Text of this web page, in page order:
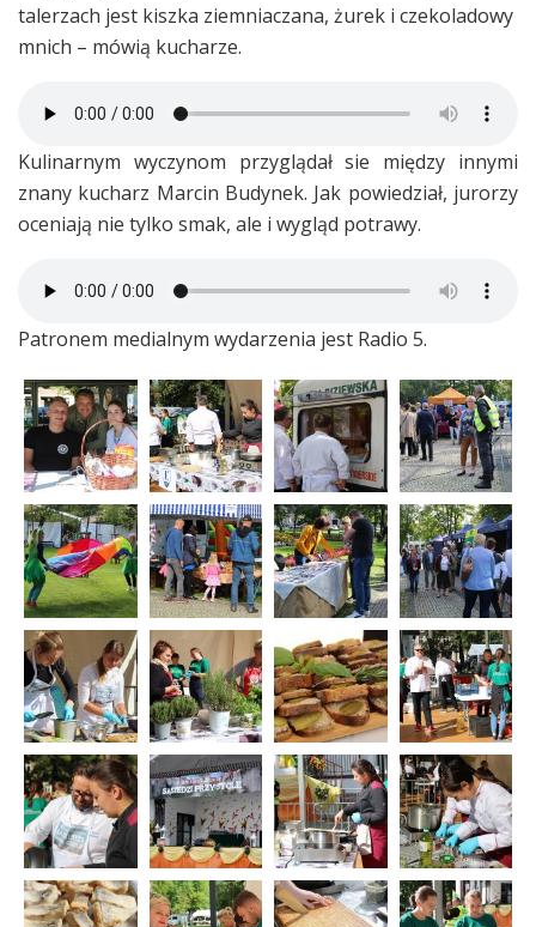
talerzach jest kiszka ziemniaczana, żurek i czekoladowy
mnich – mówią kucharze.
Kulinarnym wyczynom przyglądał sie między innymi
znany kucharz Marcin Budynek. Jak powiedział, jurorzy
oceniają nie tylko smak, ale i wygląd potrawy.
Patronem medialnym wydarzenia jest Radio 5.